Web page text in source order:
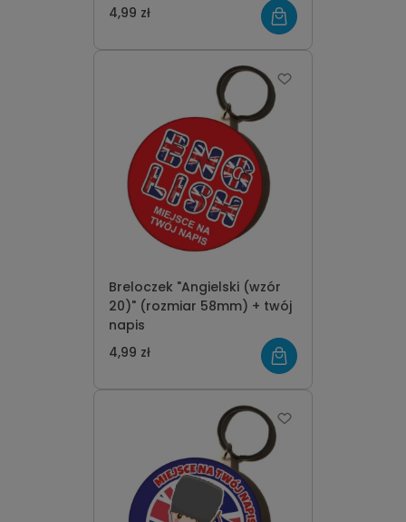
4,99 zł
Breloczek "Angielski (wzór
20)" (rozmiar 58mm) + twój
napis
4,99 zł